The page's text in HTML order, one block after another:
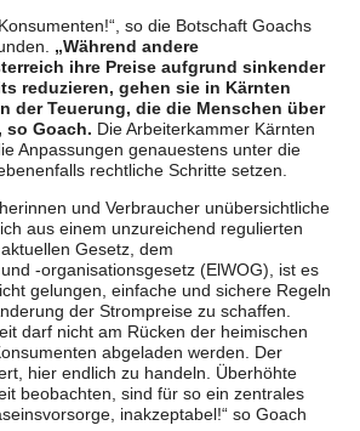
so die Botschaft Goachs
„Während andere
ihre Preise aufgrund sinkender
reduzieren, gehen sie in Kärnten
der Teuerung, die die Menschen über
so Goach. Die Arbeiterkammer Kärnten
Anpassungen genauestens unter die
rechtliche Schritte setzen.
und Verbraucher unübersichtliche
aus einem unzureichend regulierten
Gesetz, dem
-organisationsgesetz (ElWOG), ist es
gelungen, einfache und sichere Regeln
der Strompreise zu schaffen.
darf nicht am Rücken der heimischen
abgeladen werden. Der
hier endlich zu handeln. Überhöhte
beobachten, sind für so ein zentrales
inakzeptabel!“ so Goach